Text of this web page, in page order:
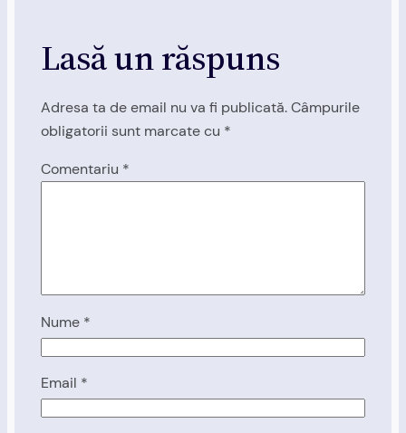
Lasă un răspuns
Adresa ta de email nu va fi publicată. Câmpurile
obligatorii sunt marcate cu *
Comentariu *
Nume *
Email *